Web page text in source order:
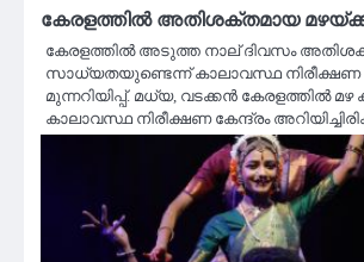
കേരളത്തിൽ അതിശക്തമായ
കേരളത്തിൽ അടുത്ത നാല് ദിവസം
സാധ്യതയുണ്ടെന്ന് കാലാവസ്ഥ നിരീക്ഷണ
മുന്നറിയിപ്പ്. മധ്യ, വടക്കൻ കേരളത്തിൽ
കാലാവസ്ഥ നിരീക്ഷണ കേന്ദ്രം